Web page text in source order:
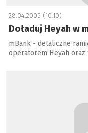
28.04.2005 (10:10)
Doładuj Heyah w
mBank - detaliczne
operatorem Heyah